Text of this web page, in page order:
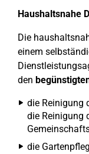
Haushaltsnahe
Die
einem
den
die Reinigung
die Reinigung
die